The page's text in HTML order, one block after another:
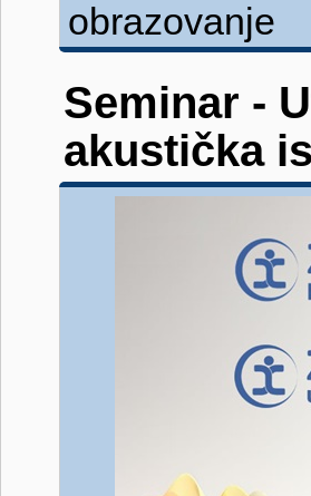
obrazovanje
Seminar -
akustička